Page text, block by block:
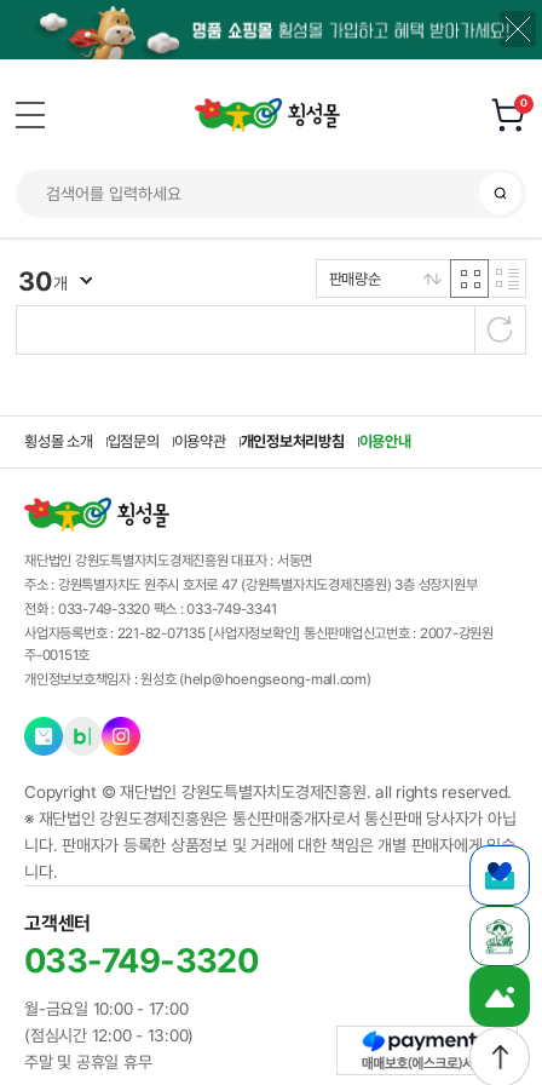
0
30개 판매량순
횡성몰 소개 입점문의 이용약관 개인정보처리방침 이용안내
재단법인 강원도특별자치도경제진흥원대표자 : 서동면
주소 : 강원특별자치도 원주시 호저로 47 (강원특별자치도경제진흥원) 3층 성장지원부
전화 : 033-749-3320 팩스 :033-749-3341
사업자등록번호 : 221-82-07135 [사업자정보확인] 통신판매업신고번호 : 2007-강원원
주-00151호
개인정보보호책임자 :원성호 (help@hoengseong-mall.com)
Copyright © 재단법인 강원도특별자치도경제진흥원. all rights reserved.
※ 재단법인 강원도경제진흥원은 통신판매중개자로서 통신판매 당사자가 아닙
니다. 판매자가 등록한 상품정보 및 거래에 대한 책임은 개별 판매자에게 있습
니다.
고객센터
033-749-3320
월-금요일 10:00 - 17:00
(점심시간 12:00 - 13:00)
주말 및 공휴일 휴무